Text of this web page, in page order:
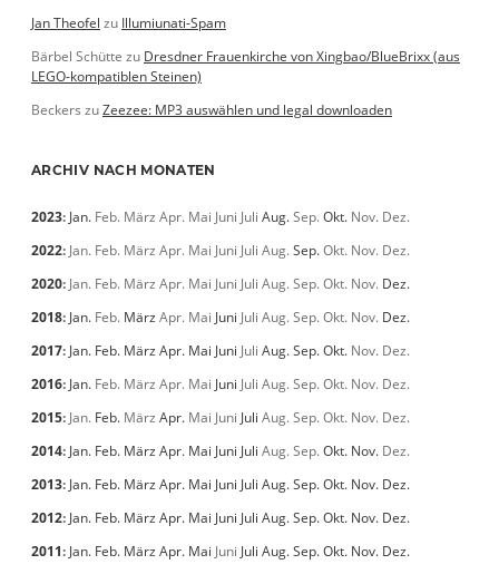
Jan Theofel zu Illumiunati-Spam
Bärbel Schütte zu Dresdner Frauenkirche von Xingbao/BlueBrixx (aus
LEGO-kompatiblen Steinen)
Beckers zuZeezee: MP3 auswählen und legal downloaden
ARCHIV NACH MONATEN
2023: Jan. Feb. März Apr. Mai Juni Juli Aug.Sep.Okt. Nov. Dez.
2022: Jan. Feb. März Apr. Mai Juni Juli Aug.Sep.Okt. Nov. Dez.
2020: Jan. Feb. März Apr. Mai Juni Juli Aug.Sep.Okt. Nov. Dez.
2018: Jan. Feb. März Apr. Mai Juni Juli Aug.Sep.Okt. Nov. Dez.
2017: Jan. Feb. März Apr. Mai Juni Juli Aug.Sep.Okt. Nov. Dez.
2016: Jan. Feb. März Apr. Mai Juni Juli Aug.Sep.Okt. Nov. Dez.
2015: Jan. Feb. März Apr. Mai Juni Juli Aug.Sep.Okt. Nov. Dez.
2014: Jan. Feb. März Apr. Mai Juni Juli Aug.Sep.Okt. Nov. Dez.
2013: Jan. Feb. März Apr. Mai Juni Juli Aug.Sep.Okt. Nov. Dez.
2012: Jan. Feb. März Apr. Mai Juni Juli Aug.Sep.Okt. Nov. Dez.
2011: Jan. Feb. März Apr. Mai Juni Juli Aug.Sep.Okt. Nov. Dez.